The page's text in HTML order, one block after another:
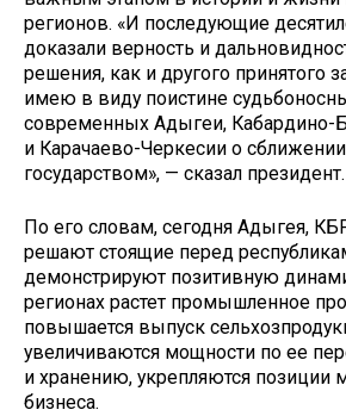
регионов. «И последующие
доказали верность и
решения, как и другого принятого
имею в виду поистине
современных Адыгеи, Кабардино-
и Карачаево-Черкесии о
государством», — сказал президент.
По его словам, сегодня Адыгея,
решают стоящие перед
демонстрируют позитивную
регионах растет промышленное
повышается выпуск
увеличиваются мощности по ее
и хранению, укрепляются позиции
бизнеса.